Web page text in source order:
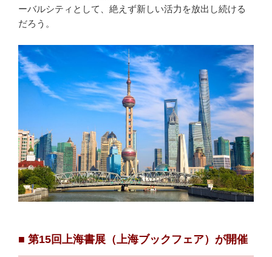
ーバルシティとして、絶えず新しい活力を放出し続ける
だろう。
■ 第15回上海書展（上海ブックフェア）が開催